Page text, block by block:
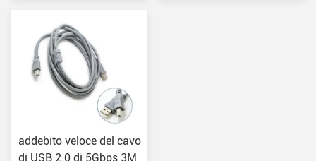
addebito veloce del cavo
di USB 2.0 di 5Gbps 3M